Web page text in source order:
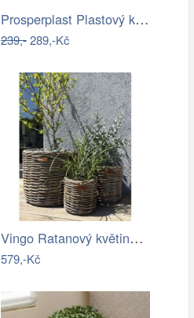
Prosperplast Plastový květináč Venas…
239,-289,-Kč
Vingo Ratanový květináč - kulatý…
579,-Kč